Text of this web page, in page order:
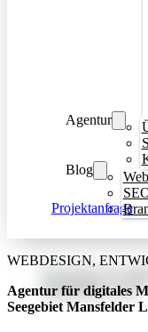
Agentur
Blog
Projektanfrage
WEBDESIGN,
Agentur für digitales
Seegebiet Mansfelder